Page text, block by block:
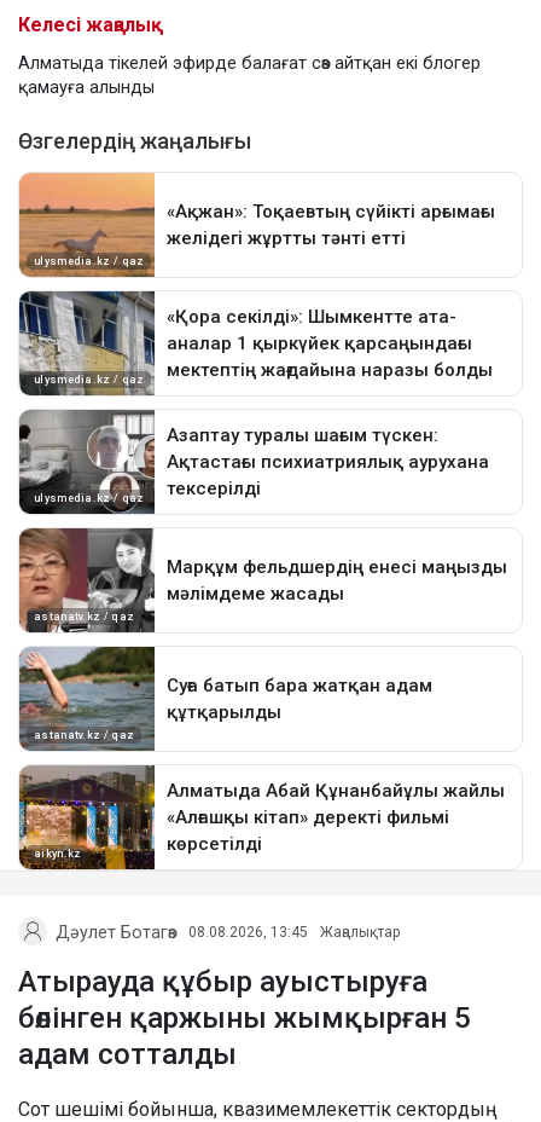
Келесі жаңалық
Алматыда тікелей эфирде балағат сөз айтқан екі блогер
қамауға алынды
Дәулет Ботагөз 08.08.2026, 13:45 Жаңалықтар
Атырауда құбыр ауыстыруға
бөлінген қаржыны жымқырған 5
адам сотталды
Сот шешімі бойынша, квазимемлекеттік сектордың